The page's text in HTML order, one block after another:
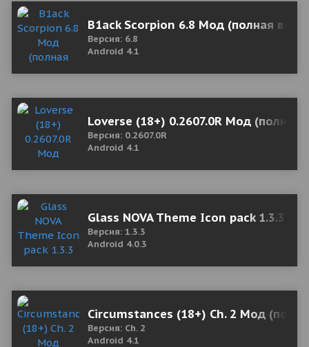
B1ack Scorpion 6.8 Мод (полная
Версия: 6.8
Android 4.1
Loverse (18+) 0.2607.0R Мод (полная
Версия: 0.2607.0R
Android 4.1
Glass NOVA Theme Icon pack 1.3.3
Версия: 1.3.3
Android 4.0.3
Circumstances (18+) Ch. 2 Мод
Версия: Ch. 2
Android 4.1